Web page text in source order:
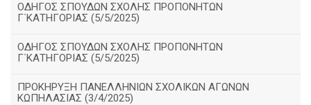
ΟΔΗΓΟΣ ΣΠΟΥΔΩΝ ΣΧΟΛΗΣ ΠΡΟΠΟΝΗΤΩΝ
Γ΄ΚΑΤΗΓΟΡΙΑΣ (5/5/2025)
ΟΔΗΓΟΣ ΣΠΟΥΔΩΝ ΣΧΟΛΗΣ ΠΡΟΠΟΝΗΤΩΝ
Γ΄ΚΑΤΗΓΟΡΙΑΣ (5/5/2025)
ΠΡΟΚΗΡΥΞΗ ΠΑΝΕΛΛΗΝΙΩΝ ΣΧΟΛΙΚΩΝ ΑΓΩΝΩΝ
ΚΩΠΗΛΑΣΙΑΣ (3/4/2025)